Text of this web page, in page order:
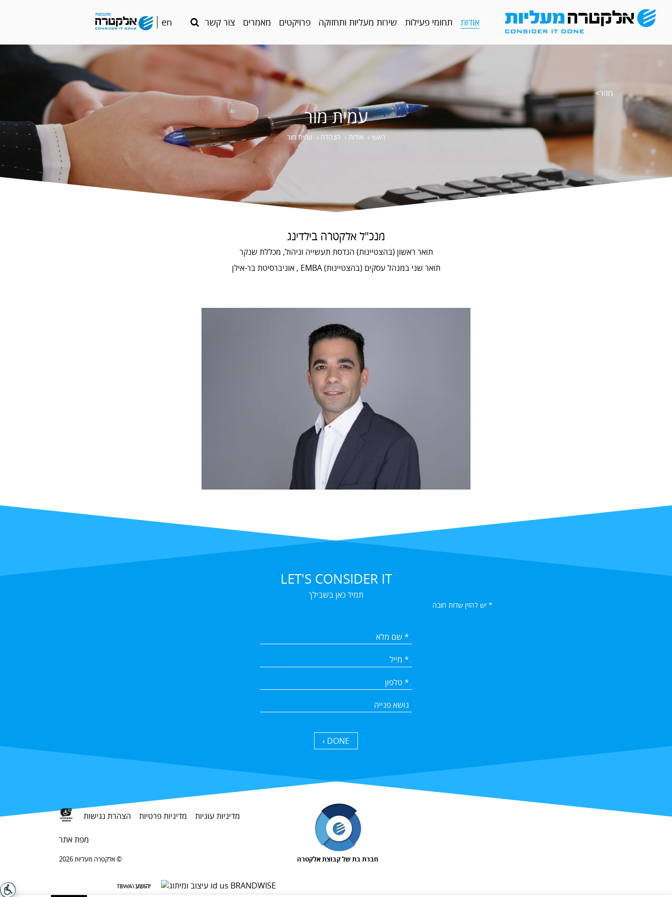
אודות תחומי פעילות שירות מעליות ותחזוקה פרויקטים מאמרים צור קשר en
חזור>
עמית מור
ראשי › אודות › הנהלה › עמית מור
מנכ"ל אלקטרה בילדינג
תואר ראשון (בהצטיינות) הנדסת תעשייה וניהול, מכללת שנקר
תואר שני במנהל עסקים (בהצטיינות) EMBA , אוניברסיטת בר-אילן
LET'S CONSIDER IT
תמיד כאן בשבילך
* יש להזין שדות חובה
DONE ›
הצהרת נגישות מדיניות פרטיות מדיניות עוגיות
מפת אתר
אלקטרה מעליות 2026 © חברת בת של קבוצת אלקטרה